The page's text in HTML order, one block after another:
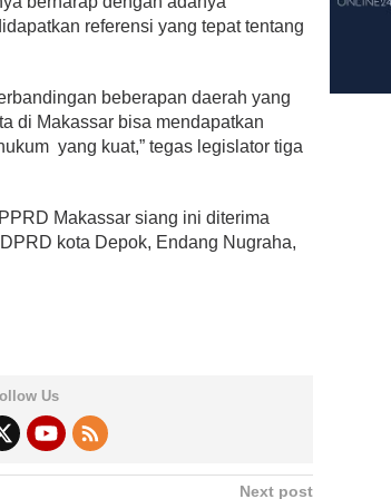
referensi yang tepat tentang
beberapan daerah yang
di Makassar bisa mendapatkan
yang kuat,” tegas legislator tiga
Makassar siang ini diterima
kota Depok, Endang Nugraha,
Us
Next post